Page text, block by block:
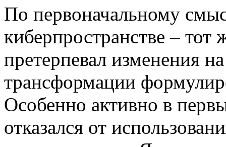
По первоначальному
киберпространстве –
претерпевал изменения
трансформации
Особенно активно в
отказался от